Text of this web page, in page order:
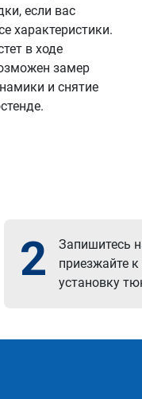
если вас
характеристики.
в ходе
замер
и снятие
2
Запишитесь
приезжайте
установку